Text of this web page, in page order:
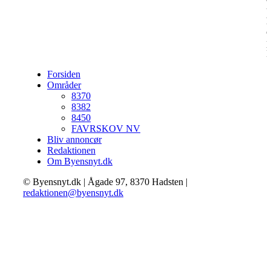
Forsiden
Områder
8370
8382
8450
FAVRSKOV NV
Bliv annoncør
Redaktionen
Om Byensnyt.dk
© Byensnyt.dk | Ågade 97, 8370 Hadsten |
redaktionen@byensnyt.dk